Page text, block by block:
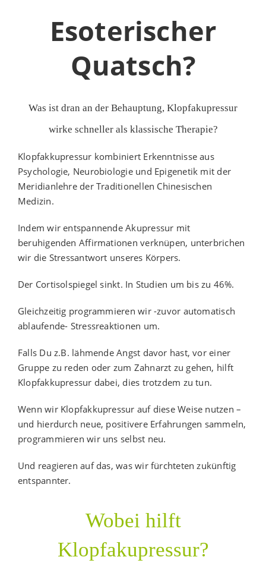
Esoterischer
Quatsch?
Was ist dran an der Behauptung, Klopfakupressur
wirke schneller als klassische Therapie?
Klopfakkupressur kombiniert Erkenntnisse aus
Psychologie, Neurobiologie und Epigenetik mit der
Meridianlehre der Traditionellen Chinesischen
Medizin.
Indem wir entspannende Akupressur mit
beruhigenden Affirmationen verknüpen, unterbrichen
wir die Stressantwort unseres Körpers.
Der Cortisolspiegel sinkt. In Studien um bis zu 46%.
Gleichzeitig programmieren wir -zuvor automatisch
ablaufende- Stressreaktionen um.
Falls Du z.B. lähmende Angst davor hast, vor einer
Gruppe zu reden oder zum Zahnarzt zu gehen, hilft
Klopfakkupressur dabei, dies trotzdem zu tun.
Wenn wir Klopfakkupressur auf diese Weise nutzen –
und hierdurch neue, positivere Erfahrungen sammeln,
programmieren wir uns selbst neu.
Und reagieren auf das, was wir fürchteten zukünftig
entspannter.
Wobei hilft
Klopfakupressur?